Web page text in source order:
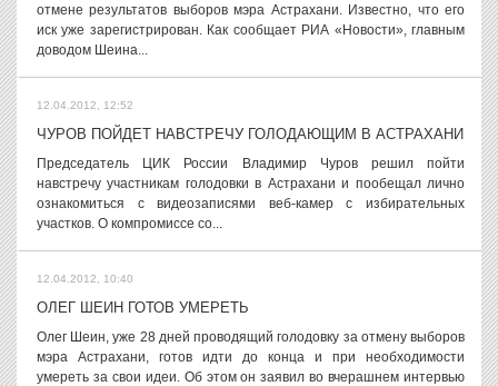
отмене результатов выборов мэра Астрахани. Известно, что его
иск уже зарегистрирован. Как сообщает РИА «Новости», главным
доводом Шеина...
12.04.2012, 12:52
ЧУРОВ ПОЙДЕТ НАВСТРЕЧУ ГОЛОДАЮЩИМ В АСТРАХАНИ
Председатель ЦИК России Владимир Чуров решил пойти
навстречу участникам голодовки в Астрахани и пообещал лично
ознакомиться с видеозаписями веб-камер с избирательных
участков. О компромиссе со...
12.04.2012, 10:40
ОЛЕГ ШЕИН ГОТОВ УМЕРЕТЬ
Олег Шеин, уже 28 дней проводящий голодовку за отмену выборов
мэра Астрахани, готов идти до конца и при необходимости
умереть за свои идеи. Об этом он заявил во вчерашнем интервью